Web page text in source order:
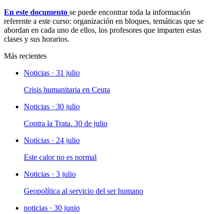
En este documento se puede encontrar toda la información
referente a este curso: organización en bloques, temáticas que se
abordan en cada uno de ellos, los profesores que imparten estas
clases y sus horarios.
Más recientes
Noticias · 31 julio
Crisis humanitaria en Ceuta
Noticias · 30 julio
Contra la Trata. 30 de julio
Noticias · 24 julio
Este calor no es normal
Noticias · 3 julio
Geopolítica al servicio del ser humano
noticias · 30 junio